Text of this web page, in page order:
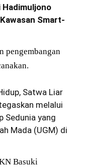
Smart-
pengembangan
Satwa Liar
melalui
Sedunia yang
Mada (UGM) di
Basuki